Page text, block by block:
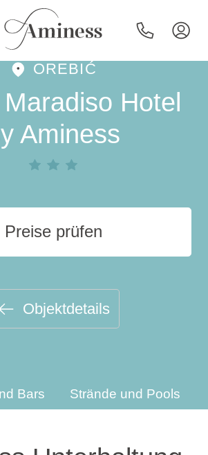
Resorts
OREBIĆ
Hotel
Aminess
Preise prüfen
Objektdetails
Bars Strände und Pools